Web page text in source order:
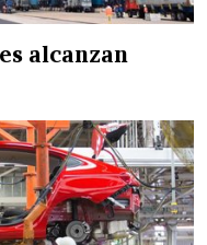
alcanzan